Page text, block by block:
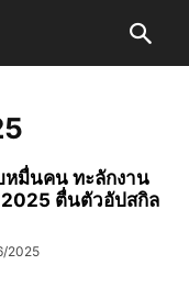
หมื่นคน ทะลักงาน
ตื่นตัวอัปสกิล
2025